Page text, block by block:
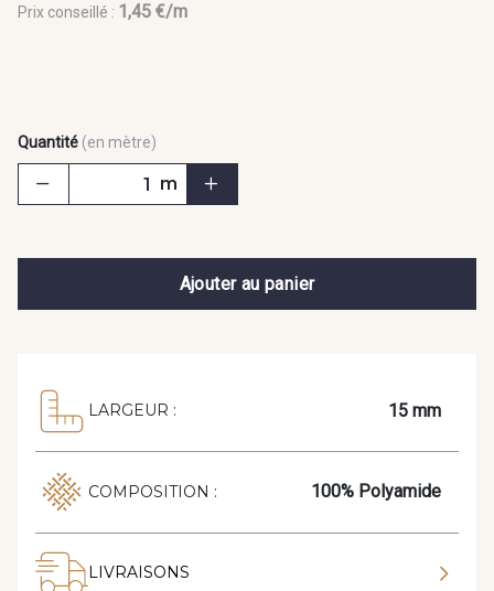
Prix conseillé : 1,45 €/m
Quantité (en mètre)
m
Ajouter au panier
LARGEUR : 15 mm
COMPOSITION : 100% Polyamide
LIVRAISONS